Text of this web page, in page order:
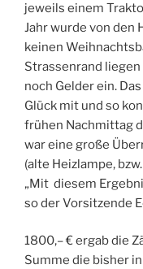
jeweils einem
Jahr wurde von den
keinen
Strassenrand
noch Gelder ein.
Glück mit und so
frühen Nachmittag
war eine große
(alte Heizlampe,
„Mit diesem
so der Vorsitzende
1800,– € ergab die
Summe die bisher